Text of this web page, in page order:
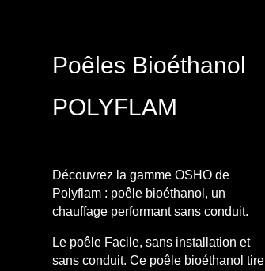
Poêles Bioéthanol
POLYFLAM
Découvrez la gamme OSHO de
Polyflam : poêle bioéthanol, un
chauffage performant sans conduit.
Le poêle Facile, sans installation et
sans conduit. Ce poêle bioéthanol tire